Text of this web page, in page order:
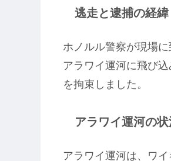
逃走と逮捕の経緯
ホノルル警察が現場
アラワイ運河に飛び
を拘束しました。
アラワイ運河の
アラワイ運河は、ワ